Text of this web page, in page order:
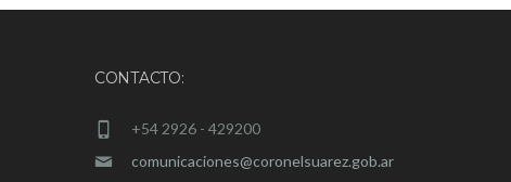
CONTACTO:
+54 2926 - 429200
comunicaciones@coronelsuarez.gob.ar